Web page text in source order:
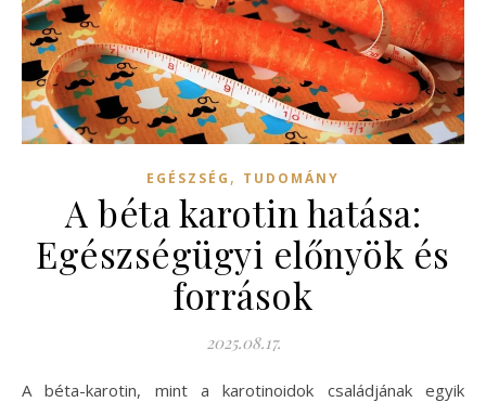
EGÉSZSÉG , TUDOMÁNY
A béta karotin hatása:
Egészségügyi előnyök és
források
2025.08.17.
A béta-karotin, mint a karotinoidok családjának egyik